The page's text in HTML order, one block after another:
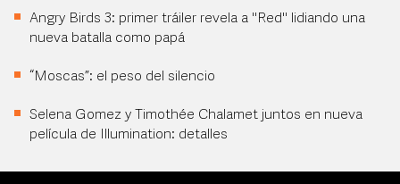
Angry Birds 3: primer tráiler revela a "Red" lidiando una
nueva batalla como papá
“Moscas”: el peso del silencio
Selena Gomez y Timothée Chalamet juntos en nueva
película de Illumination: detalles